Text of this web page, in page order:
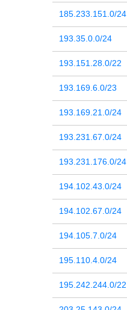
185.233.151.0/24
193.35.0.0/24
193.151.28.0/22
193.169.6.0/23
193.169.21.0/24
193.231.67.0/24
193.231.176.0/24
194.102.43.0/24
194.102.67.0/24
194.105.7.0/24
195.110.4.0/24
195.242.244.0/22